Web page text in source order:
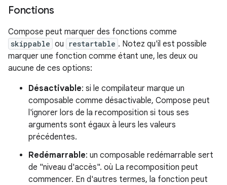
Fonctions
Compose peut marquer des fonctions comme
skippable ou restartable . Notez qu'il est possible
marquer une fonction comme étant une, les deux ou
aucune de ces options:
Désactivable: si le compilateur marque un
composable comme désactivable, Compose peut
l'ignorer lors de la recomposition si tous ses
arguments sont égaux à leurs les valeurs
précédentes.
Redémarrable: un composable redémarrable sert
de "niveau d'accès". où La recomposition peut
commencer. En d'autres termes, la fonction peut